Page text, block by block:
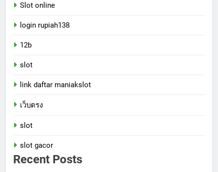
Slot online
login rupiah138
12b
slot
link daftar maniakslot
เว็บตรง
slot
slot gacor
Recent Posts